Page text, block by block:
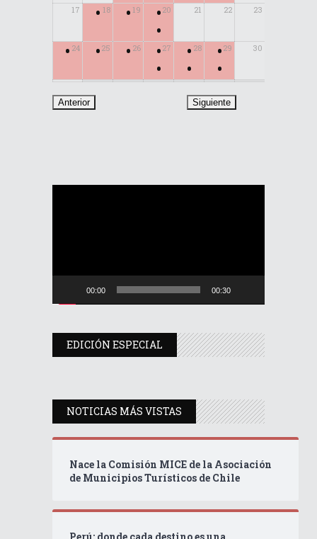
17 18
• 19
• 20
•
•
21 22 23
24
• 25
• 26
• 27
•
•
28
•
•
29
•
•
30
00:00 00:30
EDICIÓN ESPECIAL
NOTICIAS MÁS VISTAS
Nace la Comisión MICE de la Asociación
de Municipios Turísticos de Chile